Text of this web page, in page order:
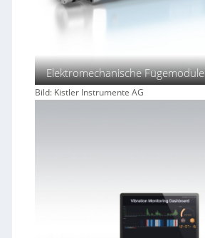
Elektromechanische Fügemodule
Bild: Kistler Instrumente AG